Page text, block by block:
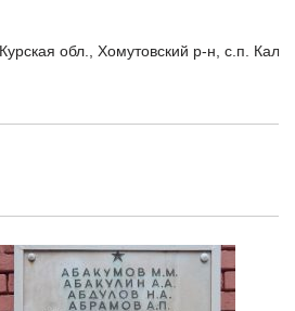
Курская обл., Хомутовский р-н, с.п.